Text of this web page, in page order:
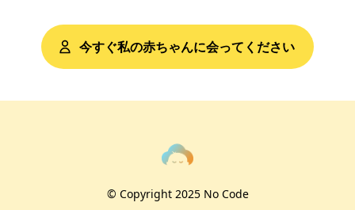
今すぐ私の赤ちゃんに会ってください
© Copyright 2025 No Code